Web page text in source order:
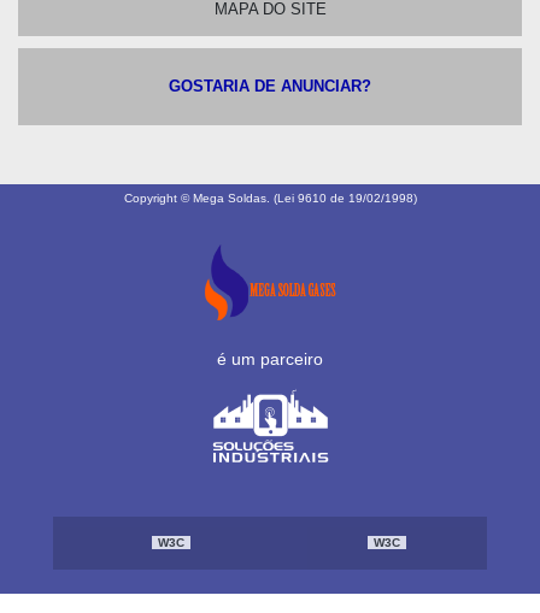
MAPA DO SITE
GOSTARIA DE ANUNCIAR?
Copyright © Mega Soldas. (Lei 9610 de 19/02/1998)
é um parceiro
W3C W3C